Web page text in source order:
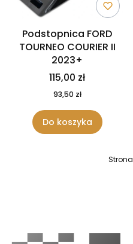
Podstopnica FORD
TOURNEO COURIER II
2023+
115,00 zł
93,50 zł
Do koszyka
Strona